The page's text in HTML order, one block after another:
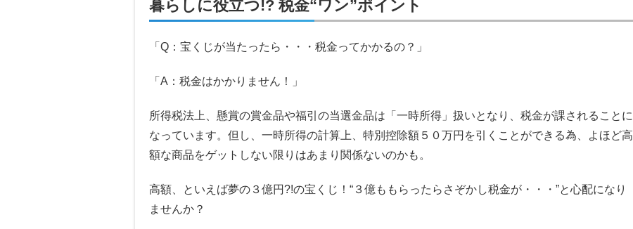
暮らしに役立つ!? 税金“ワン”ポイント
「Q：宝くじが当たったら・・・税金ってかかるの？」
「A：税金はかかりません！」
所得税法上、懸賞の賞金品や福引の当選金品は「一時所得」扱いとなり、税金が課されることに
なっています。但し、一時所得の計算上、特別控除額５０万円を引くことができる為、よほど高
額な商品をゲットしない限りはあまり関係ないのかも。
高額、といえば夢の３億円?!の宝くじ！“３億ももらったらさぞかし税金が・・・”と心配になり
ませんか？